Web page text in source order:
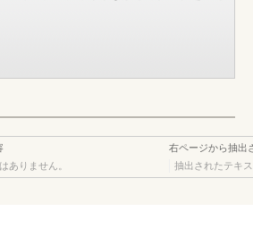
ありません。
右ページから抽出
抽出されたテキ